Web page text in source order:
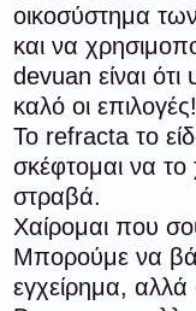
οικοσύστημα
και να
devuan είναι
καλό οι επιλογές!
To refracta το
σκέφτομαι να
στραβά.
Χαίρομαι που
Μπορούμε να
εγχείρημα,